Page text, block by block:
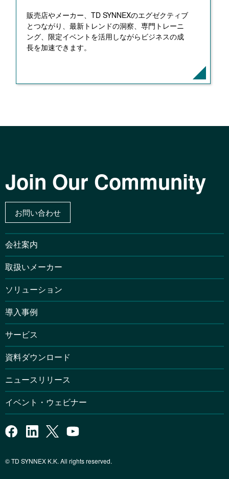
販売店やメーカー、TD SYNNEXのエグゼクティブ
とつながり、最新トレンドの洞察、専門トレーニ
ング、限定イベントを活用しながらビジネスの成
長を加速できます。
Join Our Community
お問い合わせ
会社案内
取扱いメーカー
ソリューション
導入事例
サービス
資料ダウンロード
ニュースリリース
イベント・ウェビナー
© TD SYNNEX K.K. All rights reserved.